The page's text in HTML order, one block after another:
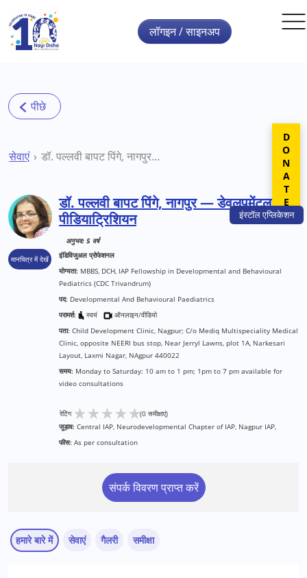
Skip to main content
इंस्टॉलएप्लिकेशन
लॉगइन / साइनअप
सेवाएं डॉ. पल्लवी बापट पिंगे, नागपुर — डेवलपमेंटल पीडियाट्रिशियन
मानचित्र में देखें
डॉ. पल्लवी बापट पिंगे, नागपुर — डेवलपमेंटल
पीडियाट्रिशियन
अनुभव: 5 वर्ष
इंडिविजुअल प्रोफेशनल
योग्यता: MBBS, DCH, IAP Fellowship in Developmental and Behavioural
Pediatrics (CDC Trivandrum)
पद: Developmental And Behavioural Paediatrics
परामर्श:
स्वयं
ऑनलाइन/वीडियो
पता: Child Development Clinic, Nagpur; C/o Mediq Multispeciality Medical
Clinic, opposite NEERI bus stop, Near Jerryl Lawns, plot 1A, Narkesari
Layout, Laxmi Nagar, NAgpur 440022
समय: Monday to Saturday: 10 am to 1 pm; 1pm to 7 pm available for
video consultations
रेटिंग ★★★★★(0 समीक्षाएं)
जुड़ाव: Central IAP, Neurodevelopmental Chapter of IAP, Nagpur IAP,
फीस: As per consultation
संपर्क विवरण प्राप्त करें
हमारे बारे में सेवाएं गैलरी समीक्षा
DONATE